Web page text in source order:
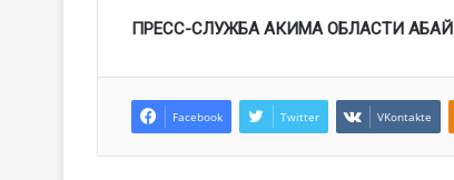
ПРЕСС-СЛУЖБА АКИМА ОБЛАСТИ АБАЙ
Facebook Twitter VKontakte